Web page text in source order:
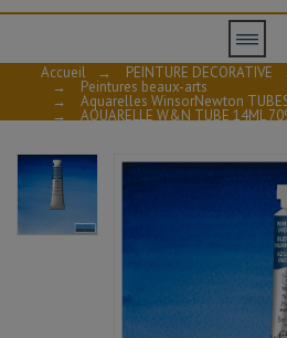
Accueil → PEINTURE DECORATIVE
→ Peintures beaux-arts
→ Aquarelles WinsorNewton
→ AQUARELLE W&N TUBE 14ML